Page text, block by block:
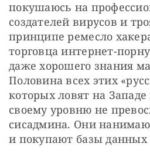
покушаюсь на
создателей вирусов и
принципе ремесло
торговца интернет-
даже хорошего знания
Половина всех этих
которых ловят на
своему уровню не
сисадмина. Они
и покупают базы данных